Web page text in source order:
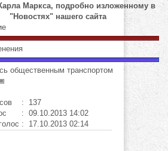
Маркса, подробно изложенному в
"Новостях" нашего сайта
общественным транспортом
: 137
: 09.10.2013 14:02
: 17.10.2013 02:14